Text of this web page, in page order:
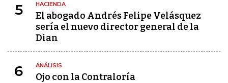
5 HACIENDA
El abogado Andrés Felipe Velásquez
sería el nuevo director general de la
Dian
6 ANÁLISIS
Ojo con la Contraloría